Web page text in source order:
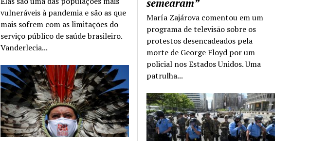
semearam”
María Zajárova comentou em um
programa de televisão sobre os
protestos desencadeados pela
morte de George Floyd por um
policial nos Estados Unidos. Uma
patrulha...
vulneráveis à pandemia e são as que
mais sofrem com as limitações do
serviço público de saúde brasileiro.
Vanderlecia...